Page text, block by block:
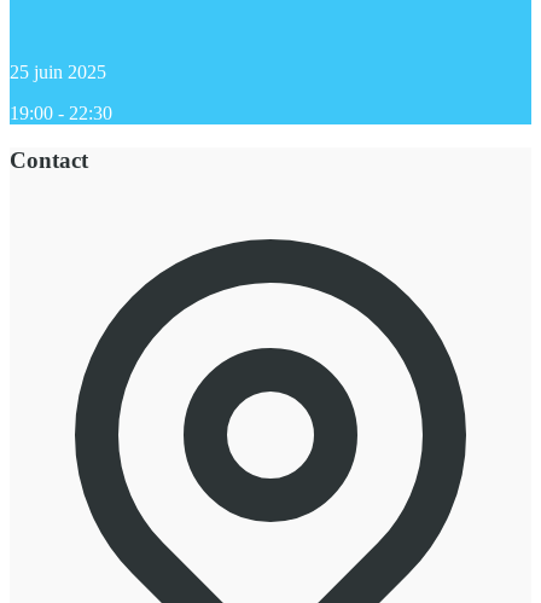
25 juin 2025
19:00 - 22:30
Contact